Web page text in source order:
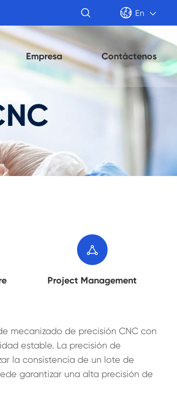
  En 
Empresa Contáctenos

Project Management
mecanizado de precisión CNC con
estable. La precisión de
la consistencia de un lote de
garantizar una alta precisión de